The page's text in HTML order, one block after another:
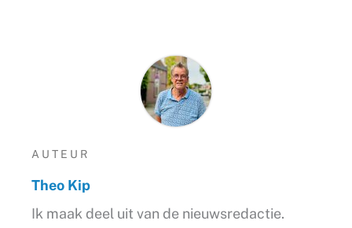
AUTEUR
Theo Kip
Ik maak deel uit van de nieuwsredactie.